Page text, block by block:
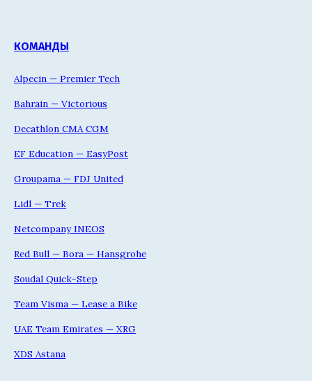
КОМАНДЫ
Alpecin — Premier Tech
Bahrain — Victorious
Decathlon CMA CGM
EF Education — EasyPost
Groupama — FDJ United
Lidl — Trek
Netcompany INEOS
Red Bull — Bora — Hansgrohe
Soudal Quick-Step
Team Visma — Lease a Bike
UAE Team Emirates — XRG
XDS Astana